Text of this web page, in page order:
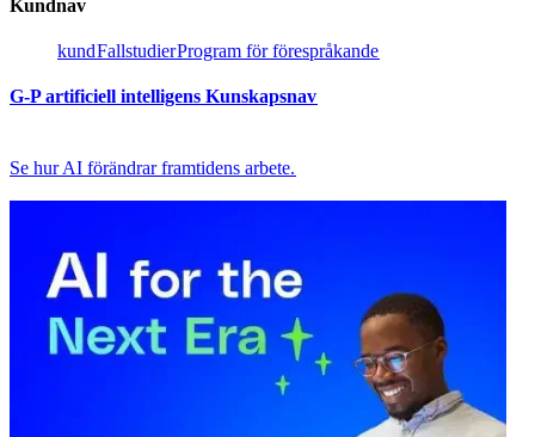
Kundnav​​
kund​​Fallstudier​​Program för förespråkande​​
G-P artificiell intelligens Kunskapsnav​​
Se hur AI förändrar framtidens arbete.​​